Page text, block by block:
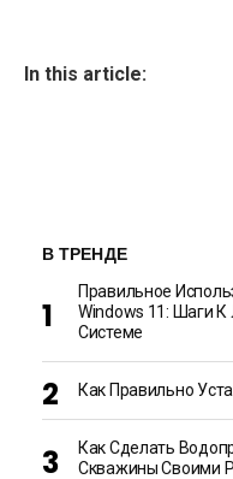
In this article:
В ТРЕНДЕ
Правильное
Windows 11: Шаги
Системе
Как Правильно
Как Сделать
Скважины Своими